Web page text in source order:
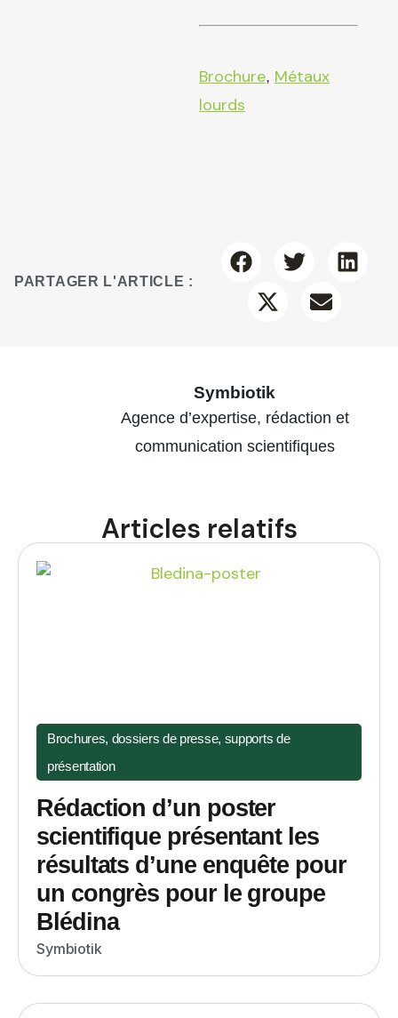
Brochure, Métaux
lourds
PARTAGER L'ARTICLE :
Symbiotik
Agence d’expertise, rédaction et
communication scientifiques
Articles relatifs
Brochures, dossiers de presse, supports de
présentation
Rédaction d’un poster
scientifique présentant les
résultats d’une enquête pour
un congrès pour le groupe
Blédina
Symbiotik